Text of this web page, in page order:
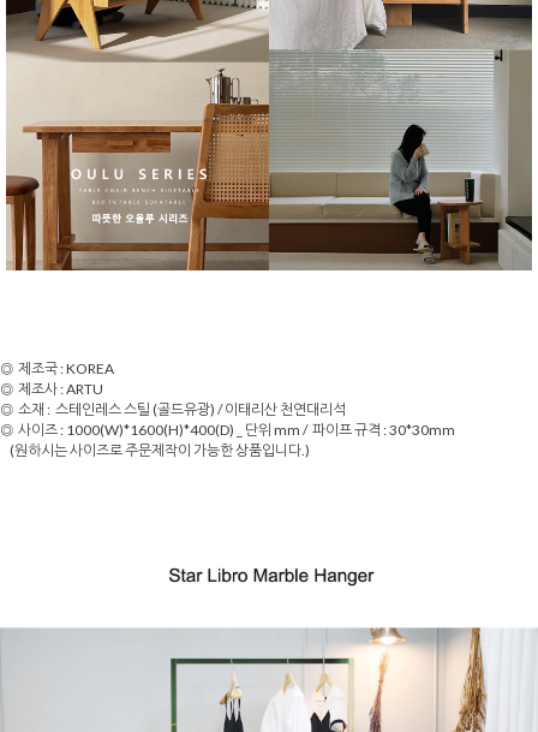
◎ 제조국 : KOREA
◎ 제조사 : ARTU
◎ 소재 : 스테인레스 스틸 (골드유광) / 이태리산 천연대리석
◎ 사이즈 : 1000(W)*1600(H)*400(D) _ 단위 mm / 파이프 규격 : 30*30mm
(원하시는 사이즈로 주문제작이 가능한 상품입니다.)